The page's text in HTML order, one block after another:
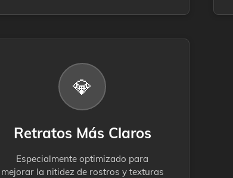
💎
Retratos Más Claros
Especialmente optimizado para
mejorar la nitidez de rostros y texturas